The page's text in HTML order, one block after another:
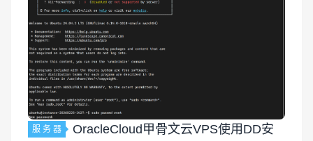
服 务 器
OracleCloud甲骨文云VPS使用DD安